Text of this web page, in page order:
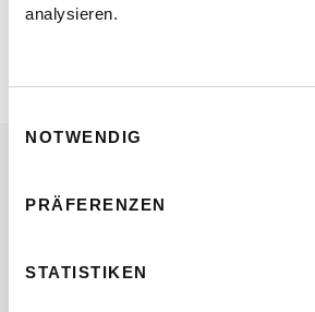
analysieren.
NOTWENDIG
PRÄFERENZEN
STATISTIKEN